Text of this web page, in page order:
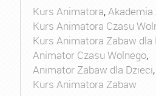
Kurs Animatora,
Kurs Animatora Czasu
Kurs Animatora Zabaw dla
Animator Czasu Wolnego,
Animator Zabaw dla Dzieci,
Kurs Animatora Zabaw